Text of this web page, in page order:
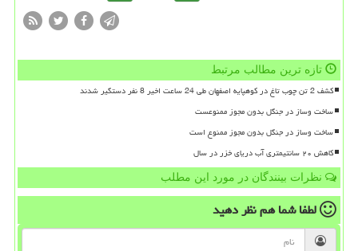
تازه ترین مطالب مرتبط
کشف 2 تن چوب تاغ در کوهپایه اصفهان طی 24 ساعت اخیر 8 نفر دستگیر شدند
ساخت وساز در جنگل بدون مجوز ممنوعست
ساخت وساز در جنگل بدون مجوز ممنوع است
کاهش ۲۰ سانتیمتری آب دریای خزر در سال
نظرات بینندگان در مورد این مطلب
لطفا شما همنظر دهید